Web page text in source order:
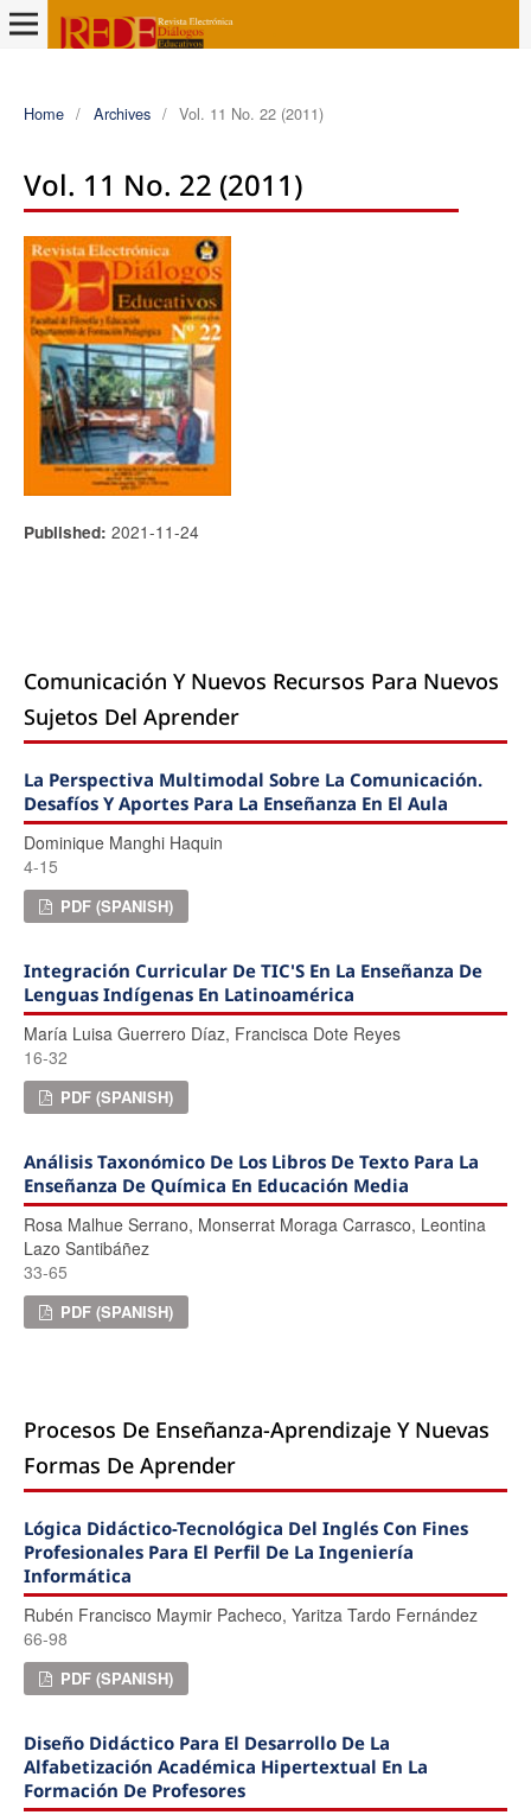
Home / Archives / Vol. 11 No. 22 (2011)
Vol. 11 No. 22 (2011)
Published: 2021-11-24
Comunicación Y Nuevos Recursos Para Nuevos
Sujetos Del Aprender
La Perspectiva Multimodal Sobre La Comunicación.
Desafíos Y Aportes Para La Enseñanza En El Aula
Dominique Manghi Haquin
4-15
PDF (SPANISH)
Integración Curricular De TIC'S En La Enseñanza De
Lenguas Indígenas En Latinoamérica
María Luisa Guerrero Dí­az, Francisca Dote Reyes
16-32
PDF (SPANISH)
Análisis Taxonómico De Los Libros De Texto Para La
Enseñanza De Química En Educación Media
Rosa Malhue Serrano, Monserrat Moraga Carrasco, Leontina
Lazo Santibáñez
33-65
PDF (SPANISH)
Procesos De Enseñanza-Aprendizaje Y Nuevas
Formas De Aprender
Lógica Didáctico-Tecnológica Del Inglés Con Fines
Profesionales Para El Perfil De La Ingeniería
Informática
Rubén Francisco Maymir Pacheco, Yaritza Tardo Fernández
66-98
PDF (SPANISH)
Diseño Didáctico Para El Desarrollo De La
Alfabetización Académica Hipertextual En La
Formación De Profesores